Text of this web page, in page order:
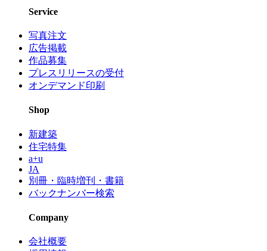
Service
写真注文
広告掲載
作品募集
プレスリリースの受付
オンデマンド印刷
Shop
新建築
住宅特集
a+u
JA
別冊・臨時増刊・書籍
バックナンバー検索
Company
会社概要